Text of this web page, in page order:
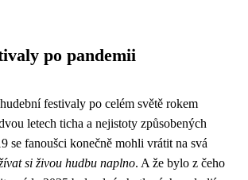
po pandemii
festivaly po celém světě rokem
letech ticha a nejistoty způsobených
se fanoušci konečně mohli vrátit na svá
si živou hudbu naplno. A že bylo z čeho